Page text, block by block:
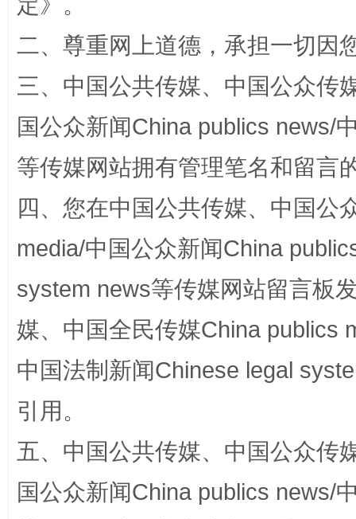
国家大学科技园优化重塑工作
扯下公款旅游的“隐身衣” 如何以
二、尊重网上道德，承担一切因
三、中国公共传媒、中国公众传
国公众新闻China publics news/
等传媒网站拥有管理笔名和留言
四、您在中国公共传媒、中国公
media/中国公众新闻China
system news等传媒网站留言板
媒、中国全民传媒China publics
中国法制新闻Chinese legal
引用。
五、中国公共传媒、中国公众传
国公众新闻China publics news/